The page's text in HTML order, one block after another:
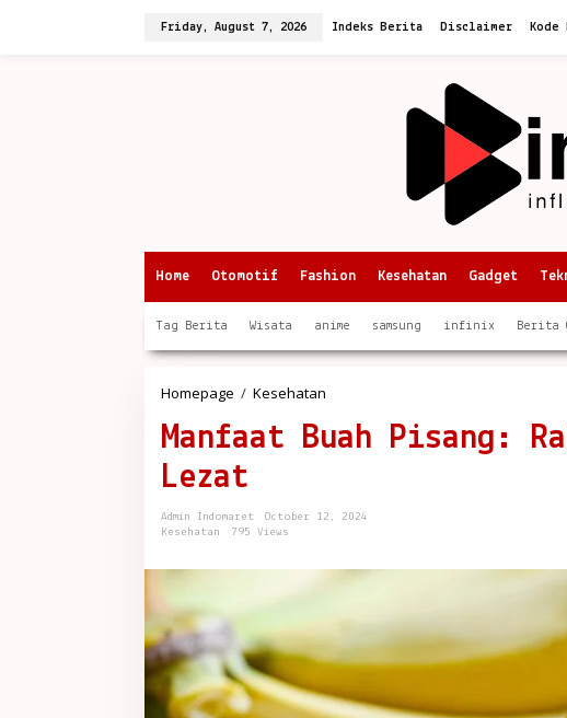
Friday, August 7, 2026 Indeks Berita Disclaimer
Home Otomotif Fashion Kesehatan Gadget
Tag Berita Wisata anime samsung infinix Berita
Homepage / Kesehatan
Pisang:
Rahasia
Lezat
Manfaat Buah Pisang:
Lezat
Admin Indomaret
October 12, 2024
Kesehatan
795 Views